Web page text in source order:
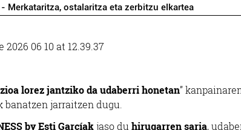
Merkataritza, ostalaritza eta zerbitzu elkartea
lorez jantziko da udaberri honetan”
jarraitzen dugu.
by Esti Garcíak jaso du hirugarren saria,